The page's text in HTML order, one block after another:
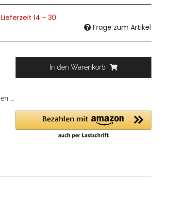
14 - 30
Frage zum Artikel
In den Warenkorb
...